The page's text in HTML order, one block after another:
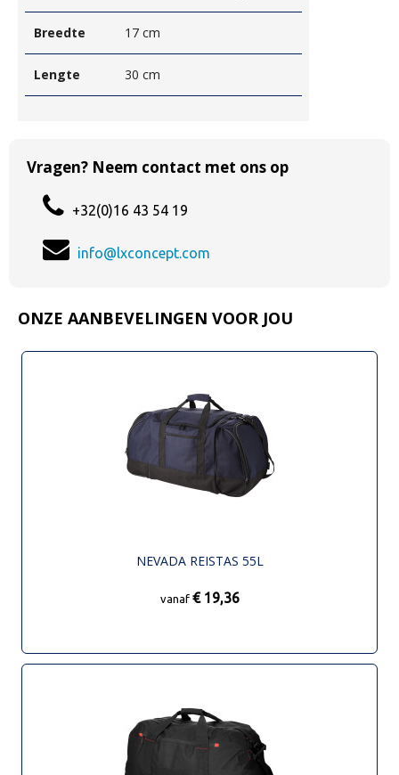
Breedte 17 cm
Lengte 30 cm
Vragen? Neem contact met ons op
+32(0)16 43 54 19
info@lxconcept.com
ONZE AANBEVELINGEN VOOR JOU
NEVADA REISTAS 55L
vanaf € 19,36